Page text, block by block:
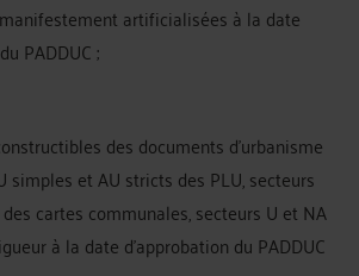
artificialisées à la date
PADDUC ;
des documents d’urbanisme
simples et AU stricts des PLU, secteurs
cartes communales, secteurs U et NA
à la date d’approbation du PADDUC